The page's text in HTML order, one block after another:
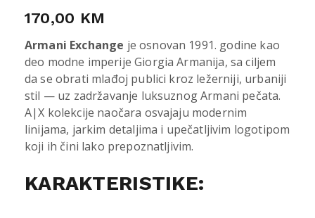
170,00 KM
Armani Exchange je osnovan 1991. godine kao
deo modne imperije Giorgia Armanija, sa ciljem
da se obrati mlađoj publici kroz ležerniji, urbaniji
stil — uz zadržavanje luksuznog Armani pečata.
A|X kolekcije naočara osvajaju modernim
linijama, jarkim detaljima i upečatljivim logotipom
koji ih čini lako prepoznatljivim.
KARAKTERISTIKE: